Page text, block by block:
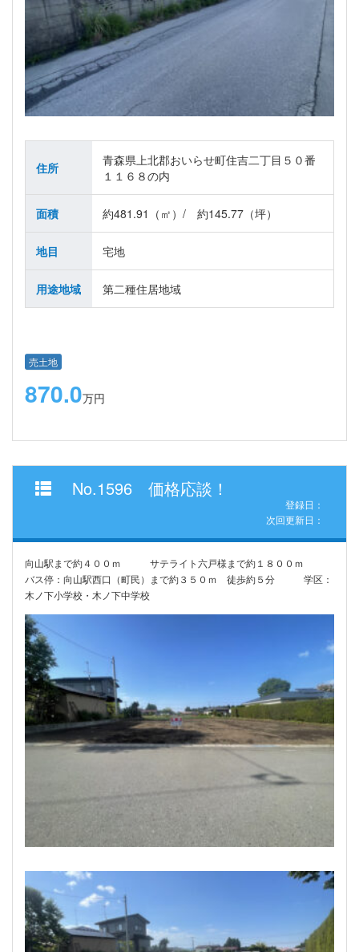
住所
青森県上北郡おいらせ町住吉二丁目５０番
１１６８の内
面積 約481.91（㎡）/ 約145.77（坪）
地目 宅地
用途地域 第二種住居地域
売土地
870.0万円
No.1596 価格応談！
登録日：
次回更新日：
向山駅まで約４００ｍ サテライト六戸様まで約１８００ｍ
バス停：向山駅西口（町民）まで約３５０ｍ 徒歩約５分 学区：
木ノ下小学校・木ノ下中学校